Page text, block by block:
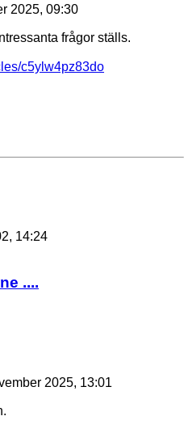
2025, 09:30
frågor ställs.
c5ylw4pz83do
14:24
....
2025, 13:01